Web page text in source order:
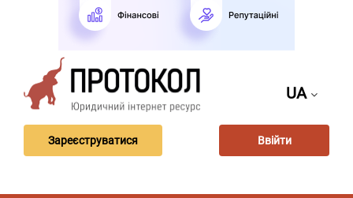
UA
Зареєструватися Ввійти